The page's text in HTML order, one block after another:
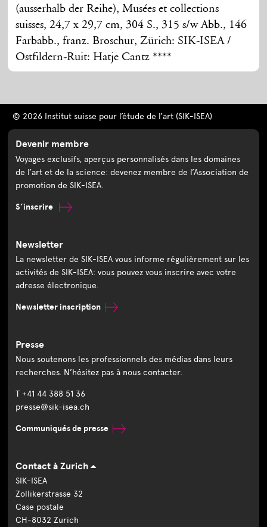
(ausserhalb der Reihe), Musées et collections
suisses, 24,7 x 29,7 cm, 304 S., 315 s/w Abb., 146
Farbabb., franz. Broschur, Zürich: SIK-ISEA /
Ostfildern-Ruit: Hatje Cantz ****
© 2026 Institut suisse pour l’étude de l’art (SIK-ISEA)
Devenir membre
Voyages exclusifs, aperçus personnalisés dans les domaines
de l’art et de la science: devenez membre de l’Association de
promotion de SIK-ISEA.
S’inscrire
Newsletter
La newsletter de SIK-ISEA vous informe régulièrement sur les
activités de SIK-ISEA: vous pouvez vous inscrire avec votre
adresse électronique.
Newsletter inscription
Presse
Nous soutenons les professionnels des médias dans leurs
recherches. N’hésitez pas à nous contacter.
T +41 44 388 51 36
presse@sik-isea.ch
Communiqués de presse
Contact à Zurich
SIK-ISEA
Zollikerstrasse 32
Case postale
CH-8032 Zurich